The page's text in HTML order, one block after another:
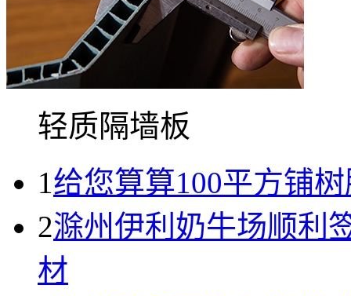
轻质隔墙板
1给您算算100平方铺
2滁州伊利奶牛场顺
材